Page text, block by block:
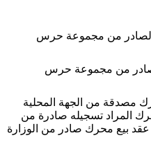
الصادر من مجموعة حرس
من مجموعة حرس
مصدقة من الجهة المحلية
المراد تسجيله صادرة من
بيع محرك صادر من الوزارة